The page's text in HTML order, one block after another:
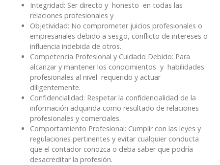
Integridad: Ser directo y honesto en todas las
relaciones profesionales y
Objetividad: No comprometer juicios profesionales o
empresariales debido a sesgo, conflicto de intereses o
influencia indebida de otros.
Competencia Profesional y Cuidado Debido: Para
alcanzar y mantener los conocimientos y habilidades
profesionales al nivel requerido y actuar
diligentemente.
Confidencialidad: Respetar la confidencialidad de la
información adquirida como resultado de relaciones
profesionales y comerciales.
Comportamiento Profesional: Cumplir con las leyes y
regulaciones pertinentes y evitar cualquier conducta
que el contador conozca o deba saber que podría
desacreditar la profesión.